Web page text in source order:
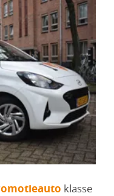
klasse